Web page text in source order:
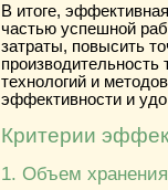
В итоге,
частью успешной
затраты, повысить
технологий и
эффективности и
Критерии
1. Объем хранения